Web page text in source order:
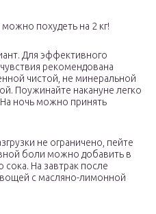
похудеть на 2 кг!
Для эффективного
рекомендована
чистой, не минеральной
Поужинайте накануне легко
ночь можно принять
не ограничено, пейте
боли можно добавить в
На завтрак после
с масляно-лимонной